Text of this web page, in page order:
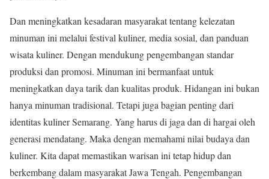
Dan meningkatkan kesadaran masyarakat tentang kelezatan
minuman ini melalui festival kuliner, media sosial, dan panduan
wisata kuliner. Dengan mendukung pengembangan standar
produksi dan promosi. Minuman ini bermanfaat untuk
meningkatkan daya tarik dan kualitas produk. Hidangan ini bukan
hanya minuman tradisional. Tetapi juga bagian penting dari
identitas kuliner Semarang. Yang harus di jaga dan di hargai oleh
generasi mendatang. Maka dengan memahami nilai budaya dan
kuliner. Kita dapat memastikan warisan ini tetap hidup dan
berkembang dalam masyarakat Jawa Tengah. Pengembangan